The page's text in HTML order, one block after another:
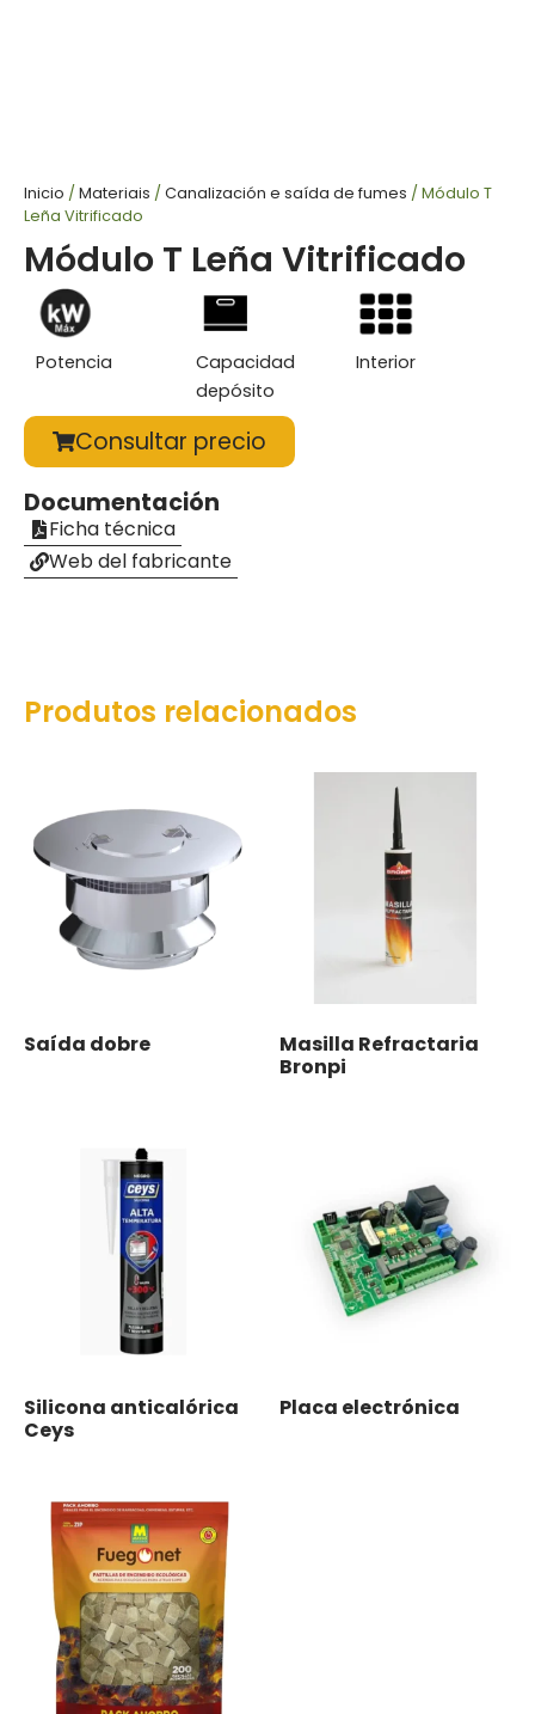
Inicio / Materiais / Canalización e saída de fumes / Módulo T
Leña Vitrificado
Módulo T Leña Vitrificado
Potencia
Capacidad
depósito
Interior
Consultar precio
Documentación
Ficha técnica
Web del fabricante
Produtos relacionados
Saída dobre
Masilla Refractaria
Bronpi
Silicona anticalórica
Ceys
Placa electrónica